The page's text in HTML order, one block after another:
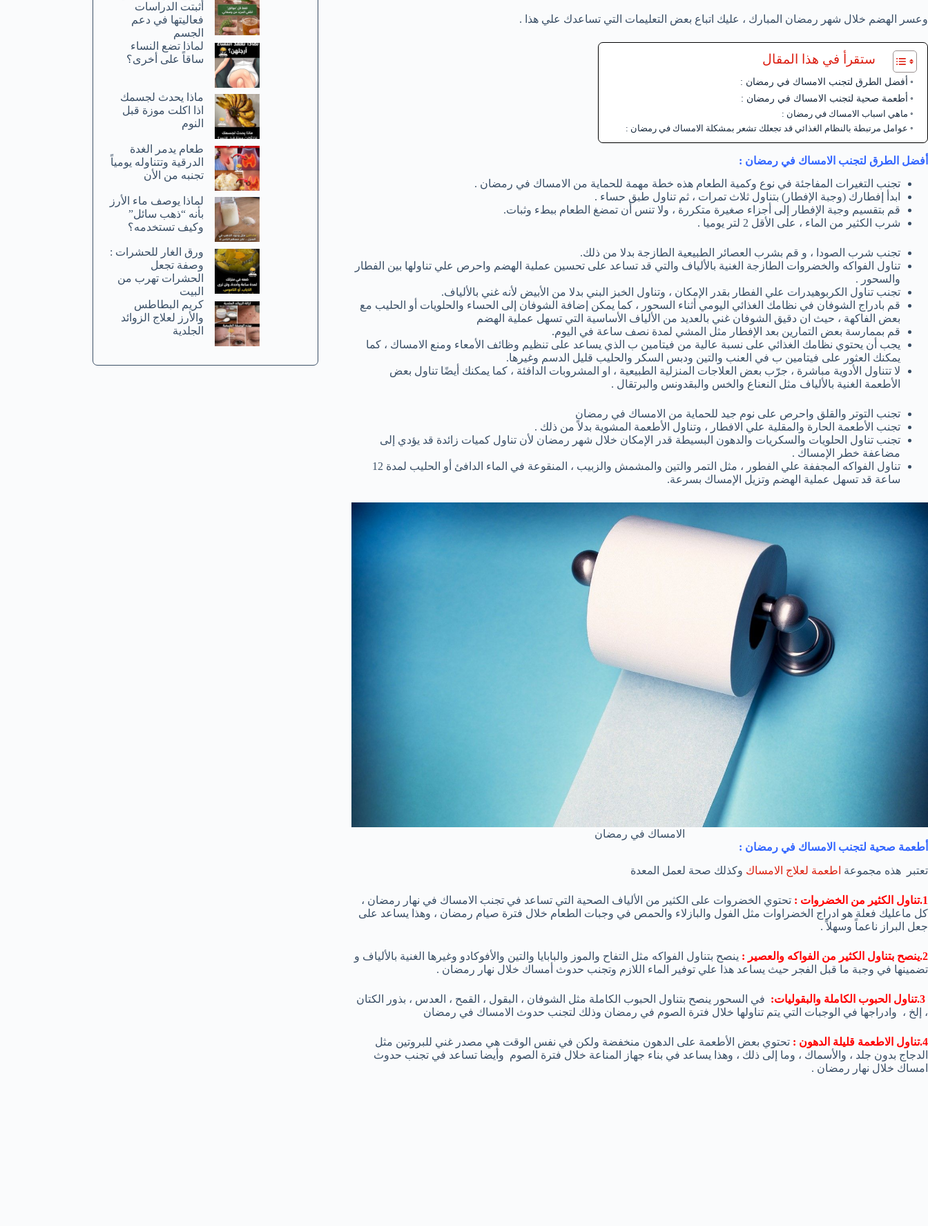
وعسر الهضم خلال شهر رمضان المبارك ، عليك اتباع بعض التعليمات التي تساعدك علي هذا .
ستقرأ في هذا المقال
أفضل الطرق لتجنب الامساك في رمضان :
أطعمة صحية لتجنب الامساك في رمضان :
ماهي اسباب الامساك في رمضان :
عوامل مرتبطة بالنظام الغذائي قد تجعلك تشعر بمشكلة الامساك في رمضان :
أفضل الطرق لتجنب الامساك في رمضان :
تجنب التغيرات المفاجئة في نوع وكمية الطعام هذه خطة مهمة للحماية من الامساك في رمضان .
ابدأ إفطارك (وجبة الإفطار) بتناول ثلاث تمرات ، ثم تناول طبق حساء .
قم بتقسيم وجبة الإفطار إلى أجزاء صغيرة متكررة ، ولا تنس أن تمضغ الطعام ببطء وثبات.
شرب الكثير من الماء ، على الأقل 2 لتر يوميا .
تجنب شرب الصودا ، و قم بشرب العصائر الطبيعية الطازجة بدلا من ذلك.
تناول الفواكه والخضروات الطازجة الغنية بالألياف والتي قد تساعد على تحسين عملية الهضم واحرص علي تناولها بين الفطار
والسحور .
تجنب تناول الكربوهيدرات علي الفطار بقدر الإمكان ، وتناول الخبز البني بدلا من الأبيض لأنه غني بالألياف.
قم بادراج الشوفان في نظامك الغذائي اليومي أثناء السحور ، كما يمكن إضافة الشوفان إلى الحساء والحلويات أو الحليب مع
بعض الفاكهة ، حيث ان دقيق الشوفان غني بالعديد من الألياف الأساسية التي تسهل عملية الهضم
قم بممارسة بعض التمارين بعد الإفطار مثل المشي لمدة نصف ساعة في اليوم.
يجب أن يحتوي نظامك الغذائي على نسبة عالية من فيتامين ب الذي يساعد على تنظيم وظائف الأمعاء ومنع الامساك ، كما
يمكنك العثور على فيتامين ب في العنب والتين ودبس السكر والحليب قليل الدسم وغيرها.
لا تتناول الأدوية مباشرة ، جرّب بعض العلاجات المنزلية الطبيعية ، او المشروبات الدافئة ، كما يمكنك أيضًا تناول بعض
الأطعمة الغنية بالألياف مثل النعناع والخس والبقدونس والبرتقال .
تجنب التوتر والقلق واحرص على نوم جيد للحماية من الامساك في رمضان
تجنب الأطعمة الحارة والمقلية علي الافطار ، وتناول الأطعمة المشوية بدلاً من ذلك .
تجنب تناول الحلويات والسكريات والدهون البسيطة قدر الإمكان خلال شهر رمضان لأن تناول كميات زائدة قد يؤدي إلى
مضاعفة خطر الإمساك .
تناول الفواكه المجففة علي الفطور ، مثل التمر والتين والمشمش والزبيب ، المنقوعة في الماء الدافئ أو الحليب لمدة 12
ساعة قد تسهل عملية الهضم وتزيل الإمساك بسرعة.
الامساك في رمضان
أطعمة صحية لتجنب الامساك في رمضان :
تعتبر هذه مجموعة اطعمة لعلاج الامساك وكذلك صحة لعمل المعدة
1.تناول الكثير من الخضروات :
تحتوي الخضروات على الكثير من الألياف الصحية التي تساعد في تجنب الامساك في نهار رمضان ،
كل ماعليك فعلة هو ادراج الخضراوات مثل الفول والبازلاء والحمص في وجبات الطعام خلال فترة صيام رمضان ، وهذا يساعد على
جعل البراز ناعماً وسهلاً .
2.ينصح بتناول الكثير من الفواكه والعصير :
ينصح بتناول الفواكه مثل التفاح والموز والبابايا والتين والأفوكادو وغيرها الغنية بالألياف و
تضمينها في وجبة ما قبل الفجر حيث يساعد هذا علي توفير الماء اللازم وتجنب حدوث أمساك خلال نهار رمضان .
3.تناول الحبوب الكاملة والبقوليات:
في السحور ينصح بتناول الحبوب الكاملة مثل الشوفان ، البقول ، القمح ، العدس ، بذور الكتان
، إلخ ، وادراجها في الوجبات التي يتم تناولها خلال فترة الصوم في رمضان وذلك لتجنب حدوث الامساك في رمضان
4.تناول الاطعمة قليلة الدهون :
تحتوي بعض الأطعمة على الدهون منخفضة ولكن في نفس الوقت هي مصدر غني للبروتين مثل
الدجاج بدون جلد ، والأسماك ، وما إلى ذلك ، وهذا يساعد في بناء جهاز المناعة خلال فترة الصوم وأيضا تساعد في تجنب حدوث
امساك خلال نهار رمضان .
أثبتت الدراسات
فعاليتها في دعم
الجسم
لماذا تضع النساء
ساقاً على أخرى؟
ماذا يحدث لجسمك
اذا اكلت موزة قبل
النوم
طعام يدمر الغدة
الدرقية وتتناوله يومياً
تجنبه من الأن
لماذا يوصف ماء الأرز
بأنه “ذهب سائل”
وكيف تستخدمه؟
ورق الغار للحشرات :
وصفة تجعل
الحشرات تهرب من
البيت
كريم البطاطس
والأرز لعلاج الزوائد
الجلدية